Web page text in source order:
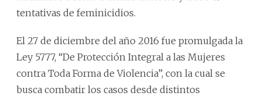
tentativas de feminicidios.
El 27 de diciembre del año 2016 fue promulgada la
Ley 5777, “De Protección Integral a las Mujeres
contra Toda Forma de Violencia”, con la cual se
busca combatir los casos desde distintos